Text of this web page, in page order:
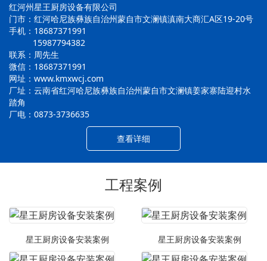
红河州星王厨房设备有限公司
门市：红河哈尼族彝族自治州蒙自市文澜镇滇南大商汇A区19-20号
手机：18687371991
15987794382
联系：周先生
微信：18687371991
网址：www.kmxwcj.com
厂址：云南省红河哈尼族彝族自治州蒙自市文澜镇姜家寨陆迎村水
踏角
厂电：0873-3736635
查看详细
工程案例
星王厨房设备安装案例 星王厨房设备安装案例